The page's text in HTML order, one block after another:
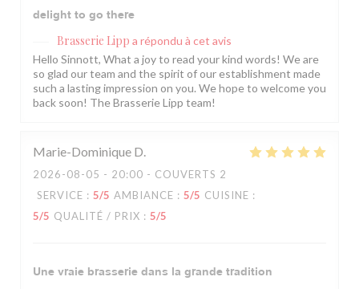
delight to go there
Brasserie Lipp a répondu à cet avis
Hello Sinnott, What a joy to read your kind words! We are
so glad our team and the spirit of our establishment made
such a lasting impression on you. We hope to welcome you
back soon! The Brasserie Lipp team!
Marie-Dominique D
2026-08-05 - 20:00 - COUVERTS 2
SERVICE : 5/5 AMBIANCE : 5/5 CUISINE :
5/5 QUALITÉ / PRIX : 5/5
Une vraie brasserie dans la grande tradition